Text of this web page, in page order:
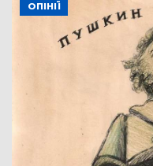
ОПІНІЇ